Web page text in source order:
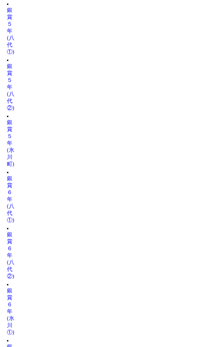
銀
賞
５
年
(八
代
①)
銀
賞
５
年
(八
代
②)
銀
賞
５
年
(氷
川
町)
銀
賞
６
年
(八
代
①)
銀
賞
６
年
(八
代
②)
銀
賞
６
年
(氷
川
①)